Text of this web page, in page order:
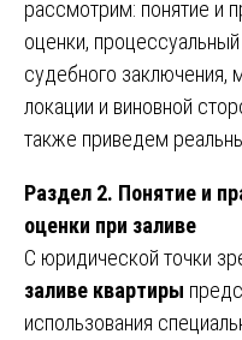
рассмотрим: понятие и
оценки,
судебного заключения,
локации и виновной
также приведем
Раздел 2. Понятие и
оценки при заливе
С юридической точки
заливе квартиры
использования